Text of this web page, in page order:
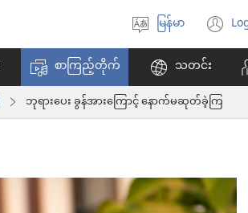
ဘာသာစကား
ရွေးချယ်
ပါ
မြန်မာ
ဖွ
နေ
စာကြည့်တိုက် သတင်း
ဘုရားပေး ခွန်အားကြောင့် နောက်မဆုတ်ခဲ့ကြ